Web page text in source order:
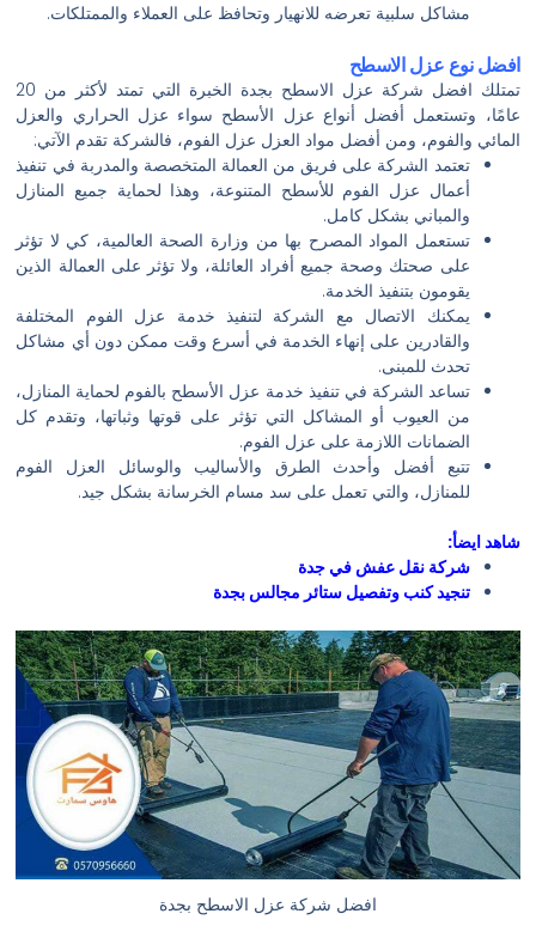
مشاكل سلبية تعرضه للانهيار وتحافظ على العملاء والممتلكات.
افضل نوع عزل الاسطح
تمتلك افضل شركة عزل الاسطح بجدة الخبرة التي تمتد لأكثر من 20
عامًا، وتستعمل أفضل أنواع عزل الأسطح سواء عزل الحراري والعزل
المائي والفوم، ومن أفضل مواد العزل عزل الفوم، فالشركة تقدم الآتي:
تعتمد الشركة على فريق من العمالة المتخصصة والمدربة في تنفيذ
أعمال عزل الفوم للأسطح المتنوعة، وهذا لحماية جميع المنازل
والمباني بشكل كامل.
تستعمل المواد المصرح بها من وزارة الصحة العالمية، كي لا تؤثر
على صحتك وصحة جميع أفراد العائلة، ولا تؤثر على العمالة الذين
يقومون بتنفيذ الخدمة.
يمكنك الاتصال مع الشركة لتنفيذ خدمة عزل الفوم المختلفة
والقادرين على إنهاء الخدمة في أسرع وقت ممكن دون أي مشاكل
تحدث للمبنى.
تساعد الشركة في تنفيذ خدمة عزل الأسطح بالفوم لحماية المنازل،
من العيوب أو المشاكل التي تؤثر على قوتها وثباتها، وتقدم كل
الضمانات اللازمة على عزل الفوم.
تتبع أفضل وأحدث الطرق والأساليب والوسائل العزل الفوم
للمنازل، والتي تعمل على سد مسام الخرسانة بشكل جيد.
شاهد ايضأ:
شركة نقل عفش في جدة
تنجيد كنب وتفصيل ستائر مجالس بجدة
افضل شركة عزل الاسطح بجدة